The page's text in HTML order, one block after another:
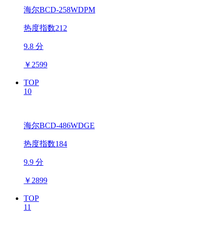
海尔BCD-258WDPM
热度指数212
9.8 分
￥ 2599
TOP
10
海尔BCD-486WDGE
热度指数184
9.9 分
￥ 2899
TOP
11